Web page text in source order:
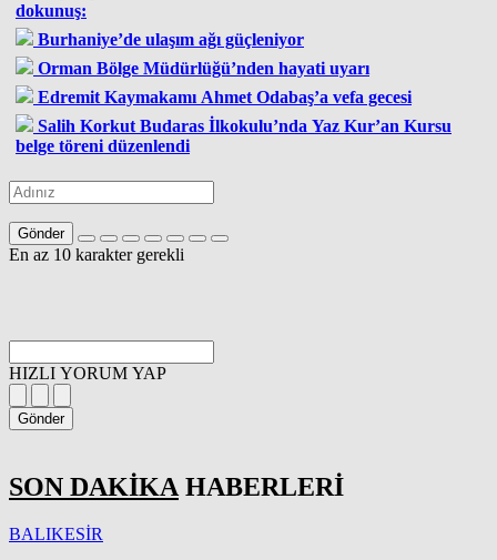
dokunuş:
Burhaniye’de ulaşım ağı güçleniyor
Orman Bölge Müdürlüğü’nden hayati uyarı
Edremit Kaymakamı Ahmet Odabaş’a vefa gecesi
Salih Korkut Budaras İlkokulu’nda Yaz Kur’an Kursu
belge töreni düzenlendi
Gönder
En az 10 karakter gerekli
HIZLI YORUM YAP
Gönder
SON DAKİKA HABERLERİ
BALIKESİR